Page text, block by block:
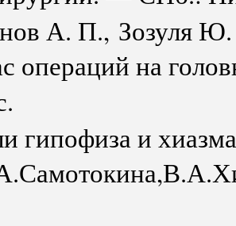
А. П., Зозуля
операций на
гипофиза и